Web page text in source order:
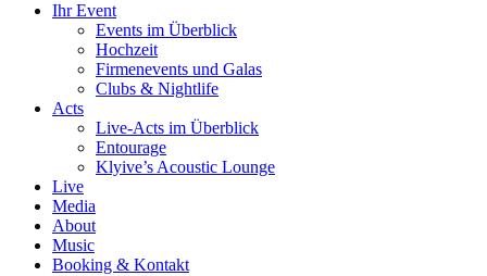
Ihr Event
Events im Überblick
Hochzeit
Firmenevents und Galas
Clubs & Nightlife
Acts
Live-Acts im Überblick
Entourage
Klyive’s Acoustic Lounge
Live
Media
About
Music
Booking & Kontakt